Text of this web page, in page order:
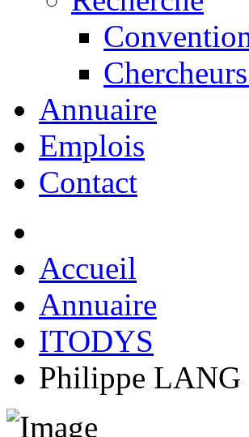
Annuaire
Emplois
Contact
Accueil
Annuaire
ITODYS
Philippe LANG